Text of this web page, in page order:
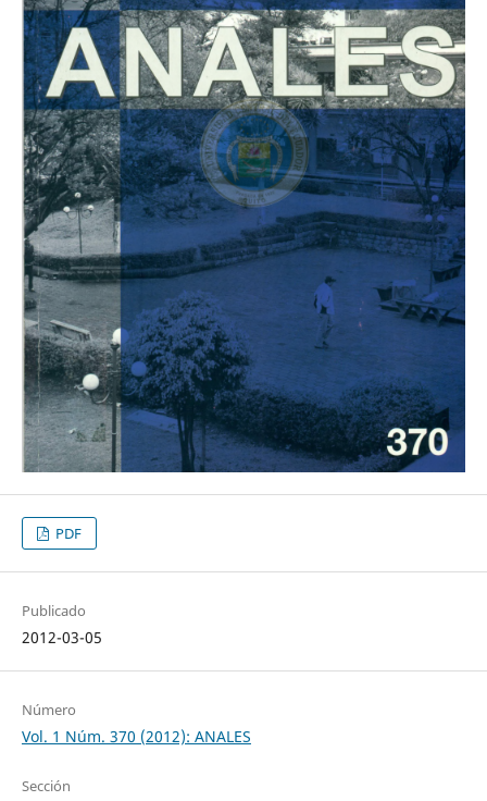
PDF
Publicado
2012-03-05
Número
Vol. 1 Núm. 370 (2012): ANALES
Sección